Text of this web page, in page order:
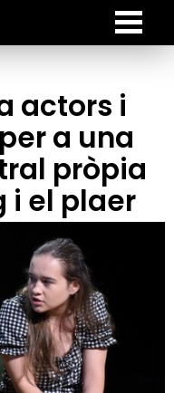
actors i
a una
pròpia
i el plaer